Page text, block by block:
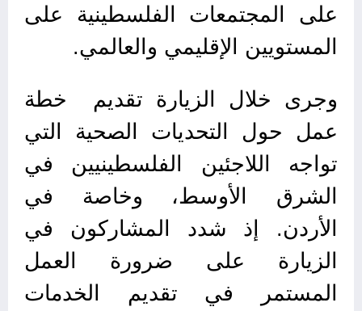
على المجتمعات الفلسطينية على
المستويين الإقليمي والعالمي.
وجرى خلال الزيارة تقديم خطة
عمل حول التحديات الصحية التي
تواجه اللاجئين الفلسطينيين في
الشرق الأوسط، وخاصة في
الأردن. إذ شدد المشاركون في
الزيارة على ضرورة العمل
المستمر في تقديم الخدمات